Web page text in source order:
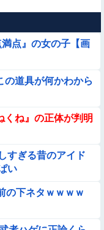
んに感電させられ死
知らないオジさんに
かってしまう【→動
子の反応ｗｗｗｗｗ
採用試験がこちら
定たのむ！！
満点』の女の子【画
の道具が何かわから
くね』の正体が判明
すぎる昔のアイド
い
の下ネタｗｗｗｗ